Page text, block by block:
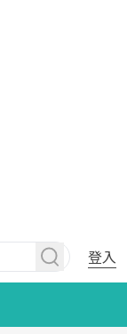
登入